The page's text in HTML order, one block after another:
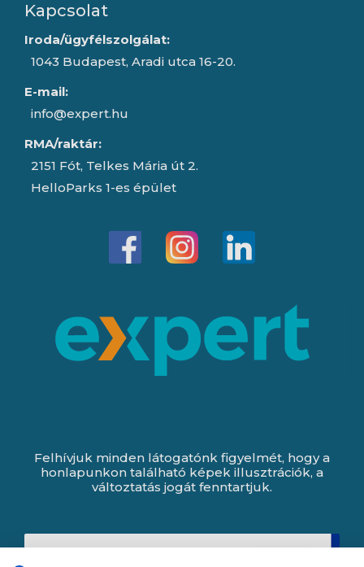
Kapcsolat
Iroda/ügyfélszolgálat:
1043 Budapest, Aradi utca 16-20.
E-mail:
info@expert.hu
RMA/raktár:
2151 Fót, Telkes Mária út 2.
HelloParks 1-es épület
Felhívjuk minden látogatónk figyelmét, hogy a
honlapunkon található képek illusztrációk, a
változtatás jogát fenntartjuk.